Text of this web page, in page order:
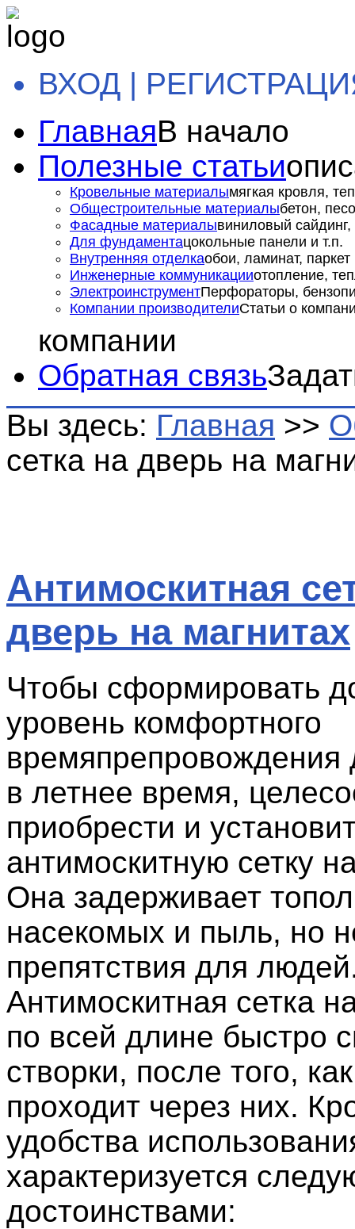
ВХОД |
ГлавнаяВ начало
Полезные статьи
Кровельные материалымягкая кровля,
Общестроительные материалыбетон,
Фасадные материалывиниловый сайдинг,
Для фундаментацокольные панели и т.п.
Внутренняя отделкаобои, ламинат, паркет
Инженерные коммуникацииотопление,
ЭлектроинструментПерфораторы,
Компании производителиСтатьи о
компании
Обратная связь
Вы здесь: Главная >>
сетка на дверь на
Антимоскитная
дверь на магнитах
Чтобы сформировать
уровень комфортного
времяпрепровождения
в летнее время,
приобрести и
антимоскитную сетку
Она задерживает
насекомых и пыль, но
препятствия для
Антимоскитная сетка
по всей длине быстро
створки, после того,
проходит через них.
удобства
характеризуется
достоинствами: